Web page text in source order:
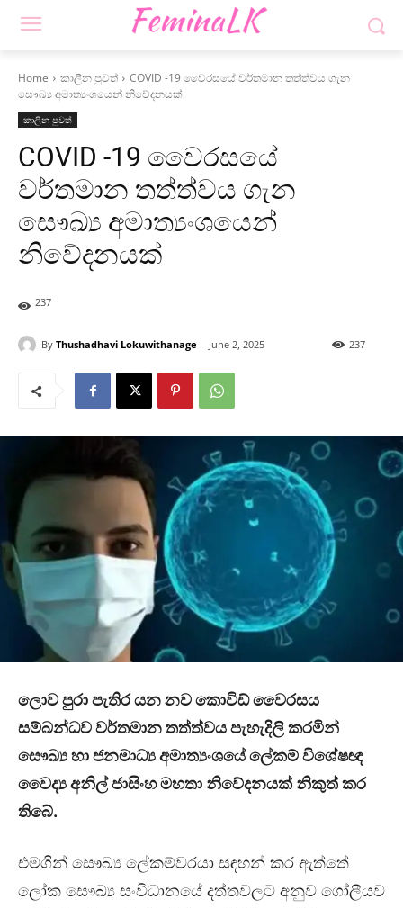
Home කාලීන පුවත්
COVID -19 වෛරසයේ වර්තමාන තත්ත්වය ගැන
සෞඛ්‍ය අමාත්‍යංශයෙන් නිවේදනයක්
කාලීන පුවත්
COVID -19 වෛරසයේ
වර්තමාන තත්ත්වය ගැන
සෞඛ්‍ය අමාත්‍යංශයෙන්
නිවේදනයක්
237
By Thushadhavi Lokuwithanage June 2, 2025 237
ලොව පුරා පැතිර යන නව කොවිඩ් වෛරසය
සම්බන්ධව වර්තමාන තත්ත්වය පැහැදිලි කරමින්
සෞඛ්‍ය හා ජනමාධ්‍ය අමාත්‍යංශයේ ලේකම් විශේෂඥ
වෛද්‍ය අනිල් ජාසිංහ මහතා නිවේදනයක් නිකුත් කර
තිබේ.
එමගින් සෞඛ්‍ය ලේකම්වරයා සඳහන් කර ඇත්තේ
ලෝක සෞඛ්‍ය සංවිධානයේ දත්තවලට අනුව ගෝලීයව